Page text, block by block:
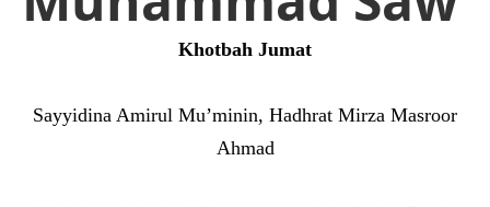
Khotbah Jumat
Sayyidina Amirul Mu’minin, Hadhrat Mirza Masroor
Ahmad